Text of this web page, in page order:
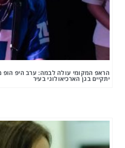
הראפ המקומי עולה לבמה: ערב היפ הופ
יתקיים בגן הארכיאולוגי בעיר